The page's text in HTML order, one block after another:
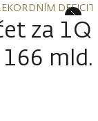
za 1Q
mld.